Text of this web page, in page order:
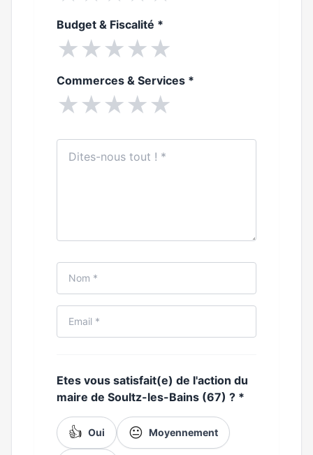
Budget & Fiscalité *
★★★★★
Commerces & Services *
★★★★★
Etes vous satisfait(e) de l'action du
maire de Soultz-les-Bains (67) ? *
👍 Oui 😐 Moyennement